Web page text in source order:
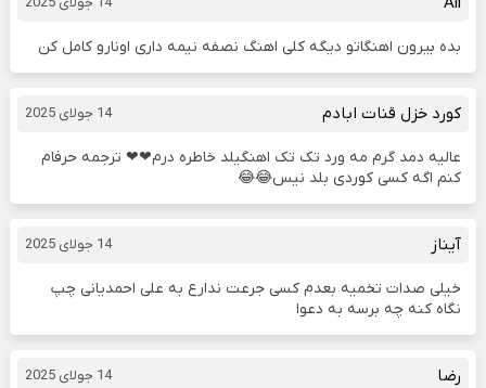
بده بیرون اهنگاتو دیگه کلی اهنگ نصفه نیمه داری اونارو کامل کن
کورد خزل قنات ابادم 14 جولای 2025
عالیه دمد گرم مه ورد تک تک اهنگیلد خاطره درم❤❤ ترجمه حرفام
کنم اگه کسی کوردی بلد نیس😂😂
آیناز 14 جولای 2025
خیلی صدات تخمیه بعدم کسی جرعت ندارع به علی احمدیانی چپ
نگاه کنه چه برسه به دعوا
رضا 14 جولای 2025